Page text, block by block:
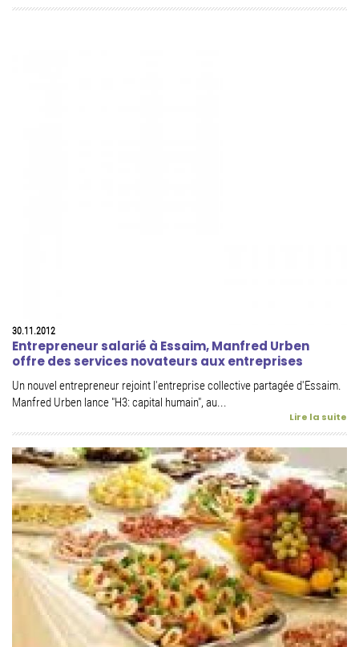
30.11.2012
Entrepreneur salarié à Essaim, Manfred Urben
offre des services novateurs aux entreprises
Un nouvel entrepreneur rejoint l'entreprise collective partagée d'Essaim.
Manfred Urben lance "H3: capital humain", au...
Lire la suite